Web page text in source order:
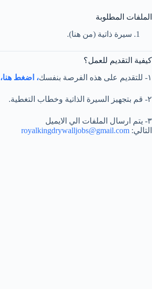
الملفات المطلوبة
سيرة ذاتية (من هنا).
كيفية التقديم للعمل؟
١- للتقديم على هذه الفرصة بنفسك
، اضغط هنا،
٢- قم بتجهيز السيرة الذاتية وخطاب التغطية.
٣- يتم ارسال الملفات الي الايميل
التالي: royalkingdrywalljobs@gmail.com